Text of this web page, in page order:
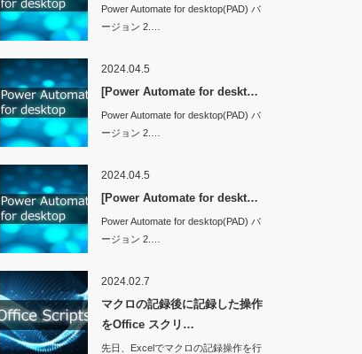
Power Automate for desktop(PAD) バ
ージョン 2.…
2024.04.5
[Power Automate for deskt…
Power Automate for desktop(PAD) バ
ージョン 2.…
2024.04.5
[Power Automate for deskt…
Power Automate for desktop(PAD) バ
ージョン 2.…
2024.02.7
マクロの記録後に記録した操作
をOffice スクリ…
先日、Excelでマクロの記録操作を行